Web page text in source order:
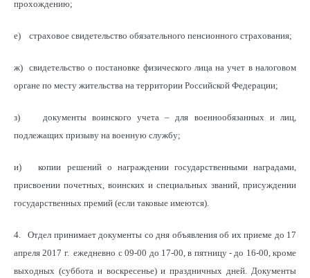
прохождению;
е) страховое свидетельство обязательного пенсионного страхования;
ж) свидетельство о постановке физического лица на учет в налоговом
органе по месту жительства на территории Российской Федерации;
з) документы воинского учета – для военнообязанных и лиц,
подлежащих призыву на военную службу;
и) копии решений о награждении государственными наградами,
присвоении почетных, воинских и специальных званий, присуждении
государственных премий (если таковые имеются).
4. Отдел принимает документы со дня объявления об их приеме до 17
апреля 2017 г. ежедневно с 09-00 до 17-00, в пятницу - до 16-00, кроме
выходных (суббота и воскресенье) и праздничных дней. Документы